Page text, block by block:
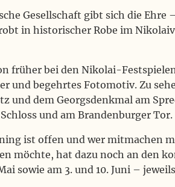
Gesellschaft gibt sich die Ehre
in historischer Robe im
früher bei den Nikolai-
und begehrtes Fotomotiv. Zu
und dem Georgsdenkmal am
und am Brandenburger Tor.
ist offen und wer mitmachen
möchte, hat dazu noch an den
sowie am 3. und 10. Juni –